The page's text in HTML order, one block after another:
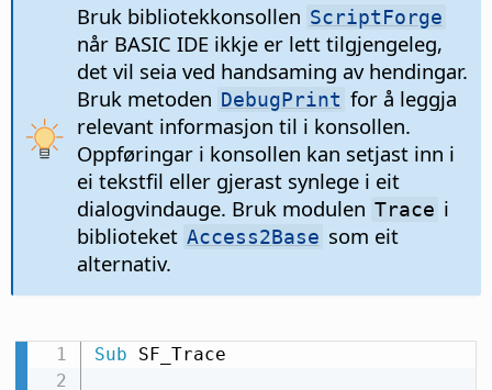
Bruk bibliotekkonsollen ScriptForge
når BASIC IDE ikkje er lett tilgjengeleg,
det vil seia ved handsaming av hendingar.
Bruk metoden DebugPrint for å leggja
relevant informasjon til i konsollen.
Oppføringar i konsollen kan setjast inn i
ei tekstfil eller gjerast synlege i eit
dialogvindauge. Bruk modulen Trace i
biblioteket Access2Base som eit
alternativ.
Sub SF_Trace